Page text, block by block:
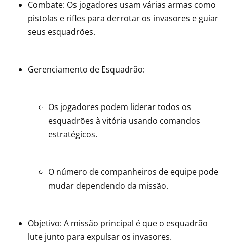
Combate: Os jogadores usam várias armas como
pistolas e rifles para derrotar os invasores e guiar
seus esquadrões.
Gerenciamento de Esquadrão:
Os jogadores podem liderar todos os
esquadrões à vitória usando comandos
estratégicos.
O número de companheiros de equipe pode
mudar dependendo da missão.
Objetivo: A missão principal é que o esquadrão
lute junto para expulsar os invasores.